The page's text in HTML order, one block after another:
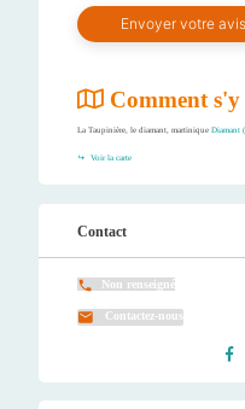
Comment
La Taupinière, le diamant, martinique Diamant
Voir la carte
Contact
Non renseigné
Contactez-nous